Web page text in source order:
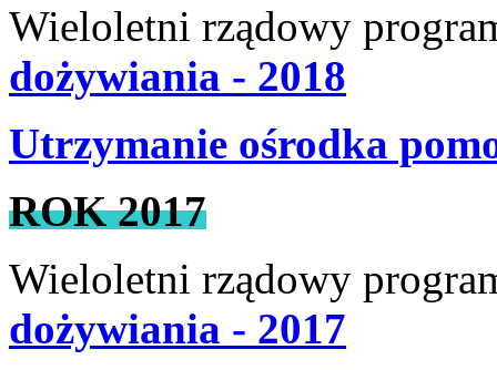
Wieloletni rządowy
dożywiania - 2018
Utrzymanie ośrodka
ROK 2017
Wieloletni rządowy
dożywiania - 2017